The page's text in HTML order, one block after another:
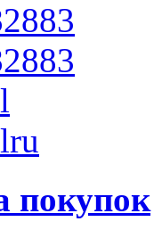
покупок